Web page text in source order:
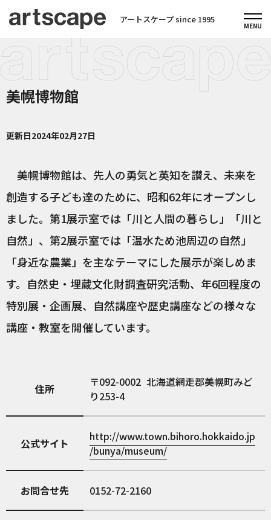
アートスケープ since 1995
美幌博物館
更新日2024年02月27日
美幌博物館は、先人の勇気と英知を讃え、未来を
創造する子ども達のために、昭和62年にオープンし
ました。第1展示室では「川と人間の暮らし」「川と
自然」、第2展示室では「温水ため池周辺の自然」
「身近な農業」を主なテーマにした展示が楽しめま
す。自然史・埋蔵文化財調査研究活動、年6回程度の
特別展・企画展、自然講座や歴史講座などの様々な
講座・教室を開催しています。
住所 092-0002 北海道網走郡美幌町みど
り253-4
公式サイト
http://www.town.bihoro.hokkaido.jp
/bunya/museum/
お問合せ先 0152-72-2160